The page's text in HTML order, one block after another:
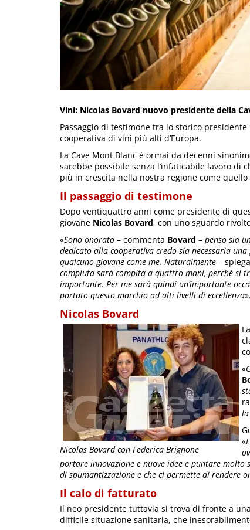
Vini: Nicolas Bovard nuovo presidente della
Passaggio di testimone tra lo storico
cooperativa di vini più alti d’Europa.
La Cave Mont Blanc è ormai da decenni
sarebbe possibile senza l’infaticabile lavoro
più in crescita nella nostra regione come quello
Il passaggio di testimone
Dopo ventiquattro anni come presidente di
giovane Nicolas Bovard, con uno sguardo
«Sono onorato – commenta Bovard – penso sia
dedicato alla cooperativa credo sia necessaria
qualcuno giovane come me. Naturalmente –
compiuta sarà compita a quattro mani, perché si
importante. Per me sarà quindi un’importante
portato questo marchio ad alti livelli di eccellenza».
Nicolas Bovard
Nicolas Bovard con Federica Brignone
«
«
portare innovazione e nuove idee e puntare
di spumantizzazione e che ci permette di rendere
Il calo di fatturato
Il neo presidente tuttavia si trova di fronte a
difficile situazione sanitaria, che